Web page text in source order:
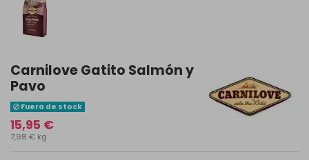
Carnilove Gatito Salmón y
Pavo
Fuera de stock
15,95 €
7,98 € kg